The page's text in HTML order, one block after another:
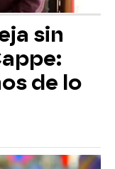
sin
de lo